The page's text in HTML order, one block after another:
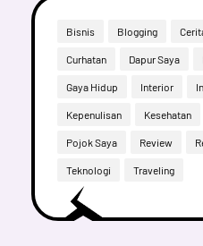
Bisnis Blogging
Curhatan Dapur Saya
Gaya Hidup Interior
Kepenulisan Kesehatan
Pojok Saya Review
Teknologi Traveling